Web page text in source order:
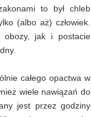
to był chleb
(albo aż) człowiek.
obozy, jak i postacie
całego opactwa w
wiele nawiązań do
jest przez godziny